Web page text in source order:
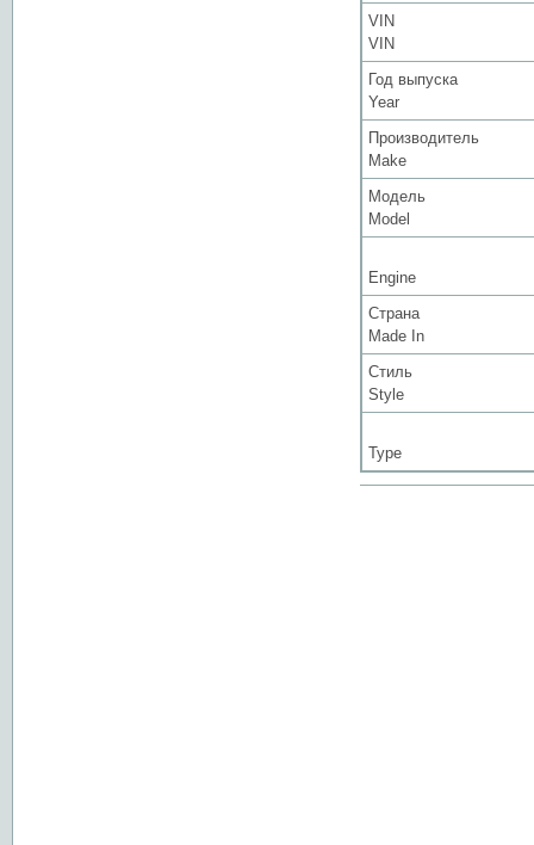
VIN
VIN
Год выпуска
Year
Производитель
Make
Модель
Model
Engine
Страна
Made In
Стиль
Style
Type